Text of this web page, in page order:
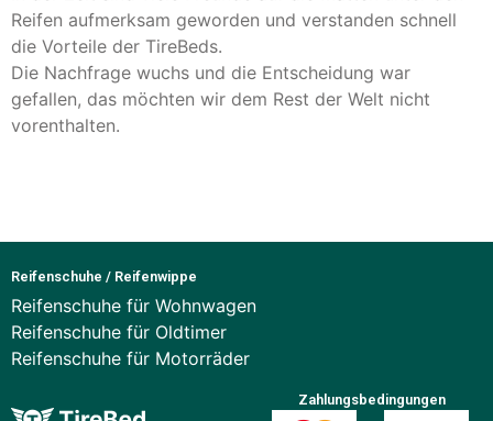
Reifen aufmerksam geworden und verstanden schnell
die Vorteile der TireBeds.
Die Nachfrage wuchs und die Entscheidung war
gefallen, das möchten wir dem Rest der Welt nicht
vorenthalten.
Reifenschuhe / Reifenwippe
Reifenschuhe für Wohnwagen
Reifenschuhe für Oldtimer
Reifenschuhe für Motorräder
Zahlungsbedingungen